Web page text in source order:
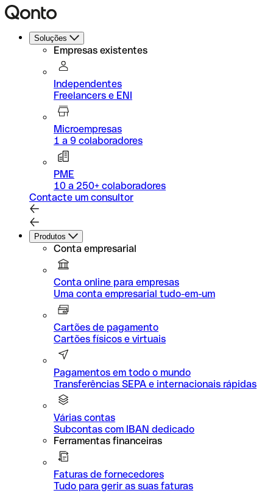
Soluções
Empresas existentes
Independentes
Freelancers e ENI
Microempresas
1 a 9 colaboradores
PME
10 a 250+ colaboradores
Contacte um consultor
Produtos
Conta empresarial
Conta online para empresas
Uma conta empresarial tudo-em-um
Cartões de pagamento
Cartões físicos e virtuais
Pagamentos em todo o mundo
Transferências SEPA e internacionais rápidas
Várias contas
Subcontas com IBAN dedicado
Ferramentas financeiras
Faturas de fornecedores
Tudo para gerir as suas faturas